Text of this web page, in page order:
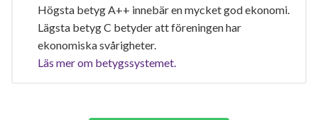
Högsta betyg A++ innebär en mycket god ekonomi.
Lägsta betyg C betyder att föreningen har
ekonomiska svårigheter.
Läs mer om betygssystemet.